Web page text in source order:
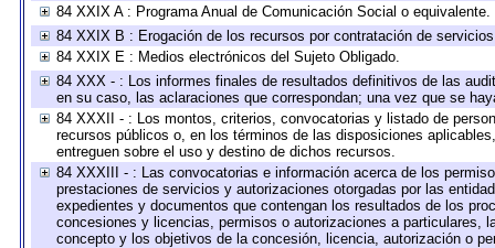
84 XXIX A : Programa Anual de Comunicación Social o equivalente.
84 XXIX B : Erogación de los recursos por contratación de
84 XXIX E : Medios electrónicos del Sujeto Obligado.
84 XXX - : Los informes finales de resultados definitivos de las
en su caso, las aclaraciones que correspondan; una vez que se
84 XXXII - : Los montos, criterios, convocatorias y listado de
recursos públicos o, en los términos de las disposiciones
entreguen sobre el uso y destino de dichos recursos.
84 XXXIII - : Las convocatorias e información acerca de los
prestaciones de servicios y autorizaciones otorgadas por las
expedientes y documentos que contengan los resultados de los
concesiones y licencias, permisos o autorizaciones a particulares,
concepto y los objetivos de la concesión, licencia, autorización o